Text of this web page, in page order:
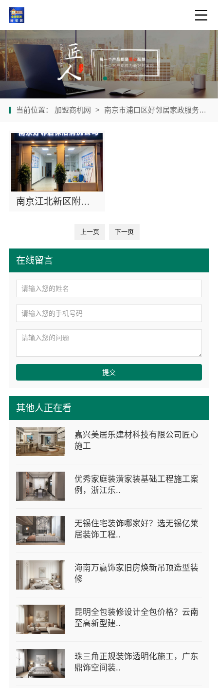
当前位置： 加盟商机网 > 南京市浦口区好邻居家政服务中心
其他人正在看
嘉兴美居乐建材科技有限公司匠心
施工
优秀家庭装潢家装基础工程施工案
例，浙江乐..
无锡住宅装饰哪家好？选无锡亿莱
居装饰工程..
海南万赢饰家旧房焕新吊顶造型装
修
昆明全包装修设计全包价格？云南
至高新型建..
珠三角正规装饰透明化施工，广东
鼎饰空间装..
在线留言
提交
南京江北新区附近家政保洁服务 擦玻璃 洗地毯 开荒保洁 快速上门号码
上一页 下一页